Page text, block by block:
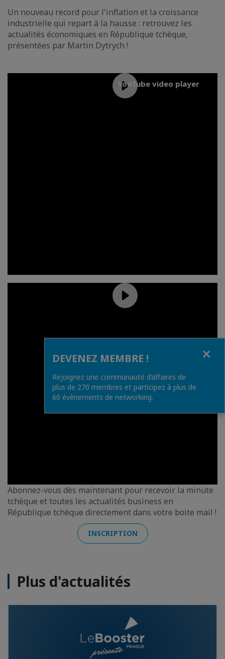
Un nouveau record pour l'inflation et la croissance
industrielle qui repart à la hausse : retrouvez les
actualités économiques en République tchèque,
présentées par Martin Dytrych !
Abonnez-vous dès maintenant pour recevoir la minute
tchèque et toutes les actualités business en
République tchèque directement dans votre boite mail !
INSCRIPTION
Plus d'actualités
DEVENEZ MEMBRE !
Rejoignez une communauté d’affaires de
plus de 270 membres et participez à plus de
60 évènements de networking.